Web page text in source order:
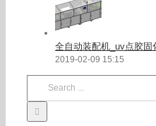
全自动装配机_uv点胶
2019-02-09 15:15